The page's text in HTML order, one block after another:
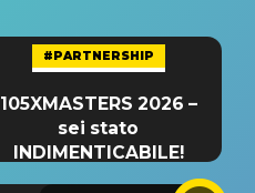
#PARTNERSHIP
105XMASTERS 2026 –
sei stato
INDIMENTICABILE!